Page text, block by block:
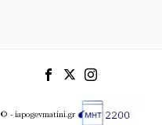
© - iapogevmatini.gr